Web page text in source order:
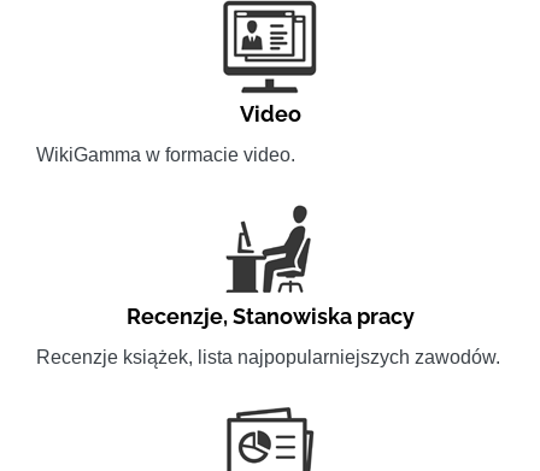
Video
WikiGamma w formacie video.
Recenzje,Stanowiska pracy
Recenzje książek, lista najpopularniejszych zawodów.